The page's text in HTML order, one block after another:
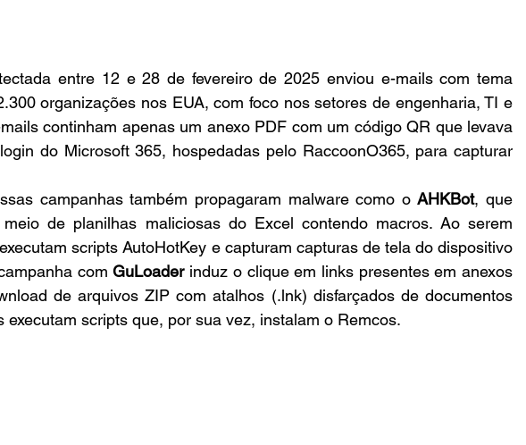
entre 12 e 28 de fevereiro de 2025 enviou e-mails com tema
organizações nos EUA, com foco nos setores de engenharia, TI e
continham apenas um anexo PDF com um código QR que levava
do Microsoft 365, hospedadas pelo RaccoonO365, para capturar
campanhas também propagaram malware como o AHKBot, que
de planilhas maliciosas do Excel contendo macros. Ao serem
scripts AutoHotKey e capturam capturas de tela do dispositivo
com GuLoader induz o clique em links presentes em anexos
de arquivos ZIP com atalhos (.lnk) disfarçados de documentos
executam scripts que, por sua vez, instalam o Remcos.